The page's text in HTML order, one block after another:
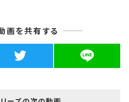
画を共有する